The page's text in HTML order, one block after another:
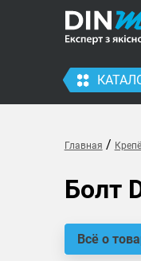
Главная /
Болт
Всё о